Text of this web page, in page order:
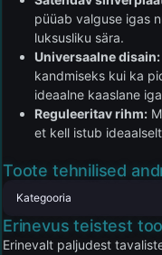
püüab valguse igas
luksusliku sära.
Universaalne disain:
kandmiseks kui ka
ideaalne kaaslane
Reguleeritav rihm:
et kell istub
Toote tehnilised
Kategooria
Erinevus teistest
Erinevalt paljudest